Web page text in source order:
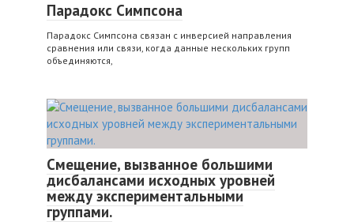
Парадокс Симпсона
Парадокс Симпсона связан с инверсией направления
сравнения или связи, когда данные нескольких групп
объединяются,
Смещение, вызванное большими
дисбалансами исходных уровней
между экспериментальными
группами.